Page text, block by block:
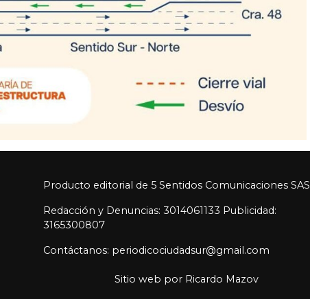
Producto editorial de 5 Sentidos Comunicaciones SAS
Redacción y Denuncias: 3014061133 Publicidad:
3165300807
Contáctanos: periodicociudadsur@gmail.com
Sitio web por Ricardo Mazov